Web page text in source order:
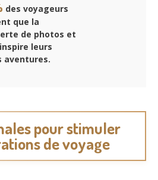
des voyageurs
que la
de photos et
leurs
aventures.
pour stimuler
de voyage